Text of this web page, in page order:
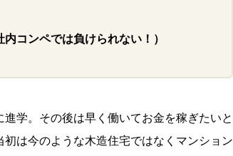
コンペでは負けられない！）
学。その後は早く働いてお金を稼ぎたいと
は今のような木造住宅ではなくマンション